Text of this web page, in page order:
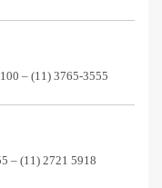
– (11) 3765-3555
– (11) 2721 5918